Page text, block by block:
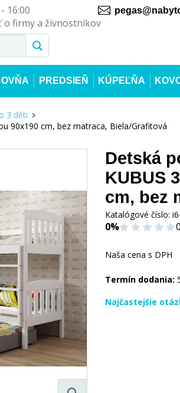
16:00
o firmy a živnostníkov
PREDSIEŇ KÚPEĽŇA
3 děti
90x190 cm, bez matraca, Biela/Grafitová
Detská
KUBUS
cm, bez
Katalógové číslo:
0%
Naša cena s DPH
Termín dodania:
Najčastejšie